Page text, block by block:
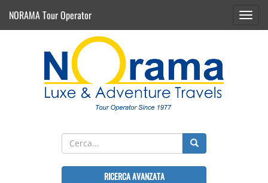
NORAMA Tour Operator
RICERCA AVANZATA